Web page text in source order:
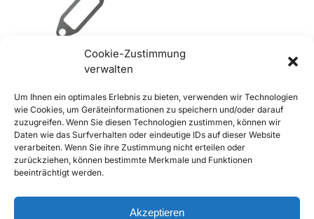
Cookie-Zustimmung
verwalten
Um Ihnen ein optimales Erlebnis zu bieten, verwenden wir Technologien
wie Cookies, um Geräteinformationen zu speichern und/oder darauf
zuzugreifen. Wenn Sie diesen Technologien zustimmen, können wir
Daten wie das Surfverhalten oder eindeutige IDs auf dieser Website
verarbeiten. Wenn Sie ihre Zustimmung nicht erteilen oder
zurückziehen, können bestimmte Merkmale und Funktionen
beeinträchtigt werden.
Akzeptieren
356 Auspuffdichtung bei
Zylinderkopf
€2,50 inkl. Mwst
Enthält 20% Mwst
zzgl.Versand
Lieferzeit: Sofort lieferbar